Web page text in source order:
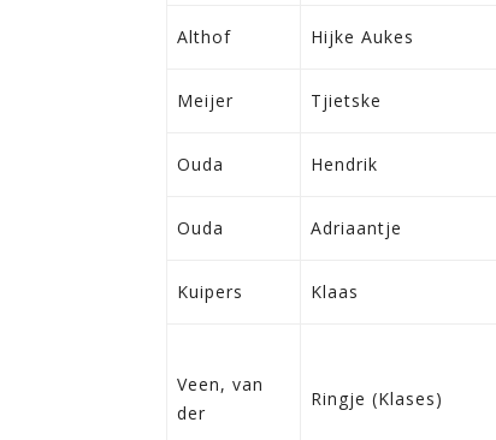
Althof Hijke Aukes
Meijer Tjietske
Ouda Hendrik
Ouda Adriaantje
Kuipers Klaas
Veen, van
der
Ringje (Klases)